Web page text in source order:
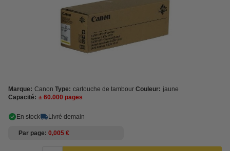
Marque: Canon Type: cartouche de tambour Couleur: jaune
Capacité: ± 60.000 pages
En stock Livré demain
Par page 0,005 €